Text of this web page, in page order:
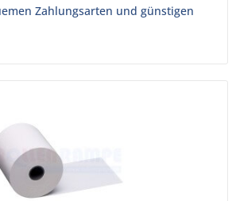
Zahlungsarten und günstigen